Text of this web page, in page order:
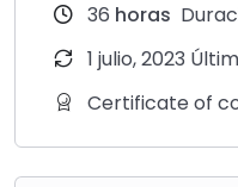
36 horas
1 julio, 2023
Certificate of